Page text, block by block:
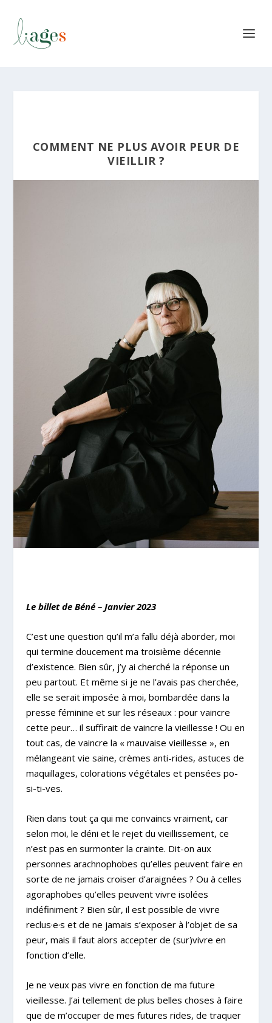
COMMENT NE PLUS AVOIR PEUR DE
VIEILLIR ?
Le billet de Béné – Janvier 2023
C’est une question qu’il m’a fallu déjà aborder, moi
qui termine doucement ma troisième décennie
d’existence. Bien sûr, j’y ai cherché la réponse un
peu partout. Et même si je ne l’avais pas cherchée,
elle se serait imposée à moi, bombardée dans la
presse féminine et sur les réseaux : pour vaincre
cette peur… il suffirait de vaincre la vieillesse ! Ou en
tout cas, de vaincre la « mauvaise vieillesse », en
mélangeant vie saine, crèmes anti-rides, astuces de
maquillages, colorations végétales et pensées po-
si-ti-ves.
Rien dans tout ça qui me convaincs vraiment, car
selon moi, le déni et le rejet du vieillissement, ce
n’est pas en surmonter la crainte. Dit-on aux
personnes arachnophobes qu’elles peuvent faire en
sorte de ne jamais croiser d’araignées ? Ou à celles
agoraphobes qu’elles peuvent vivre isolées
indéfiniment ? Bien sûr, il est possible de vivre
reclus·e·s et de ne jamais s’exposer à l’objet de sa
peur, mais il faut alors accepter de (sur)vivre en
fonction d’elle.
Je ne veux pas vivre en fonction de ma future
vieillesse. J’ai tellement de plus belles choses à faire
que de m’occuper de mes futures rides, de traquer